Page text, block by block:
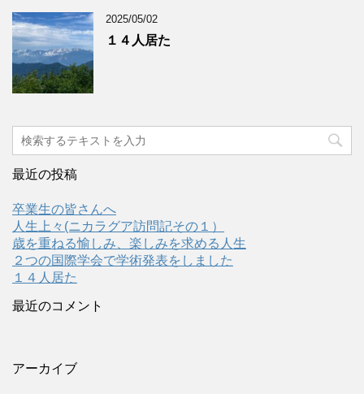
2025/05/02
１４人居た
最近の投稿
卒業生の皆さんへ
人生上々(ニカラグア訪問記その１）
歳を重ねる愉しみ、楽しみを求める人生
２つの国際学会で学術発表をしました
１４人居た
最近のコメント
アーカイブ